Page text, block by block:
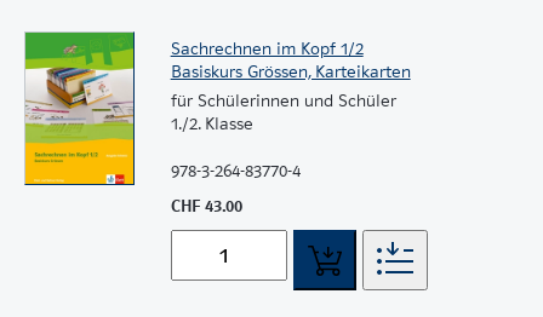
Sachrechnen im Kopf 1/2
Basiskurs Grössen, Karteikarten
für Schülerinnen und Schüler
1./2. Klasse
978-3-264-83770-4
CHF 43.00